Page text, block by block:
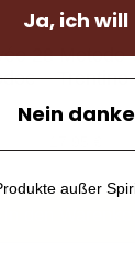
28 Metodo
– Trentino
Ja, ich will
Nein danke
außer